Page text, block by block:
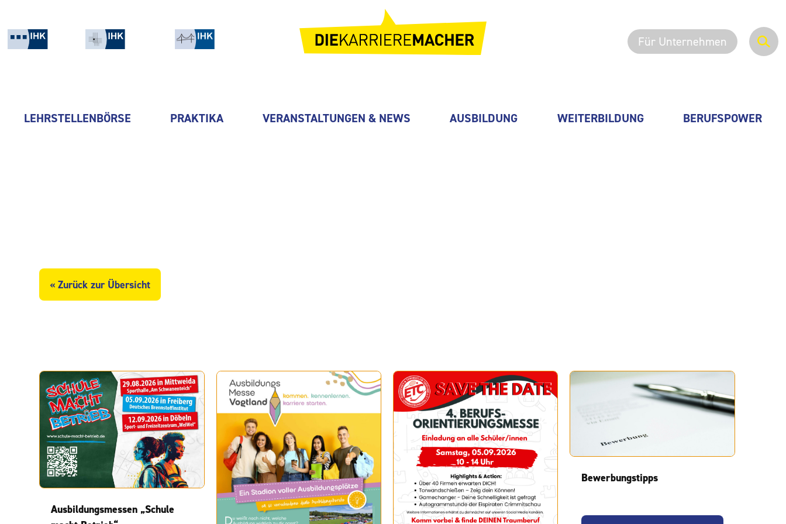
Für Unternehmen
LEHRSTELLENBÖRSE PRAKTIKA VERANSTALTUNGEN & NEWS AUSBILDUNG WEITERBILDUNG BERUFSPOWER
« Zurück zur Übersicht
Ausbildungsmessen „Schule
Bewerbungstipps